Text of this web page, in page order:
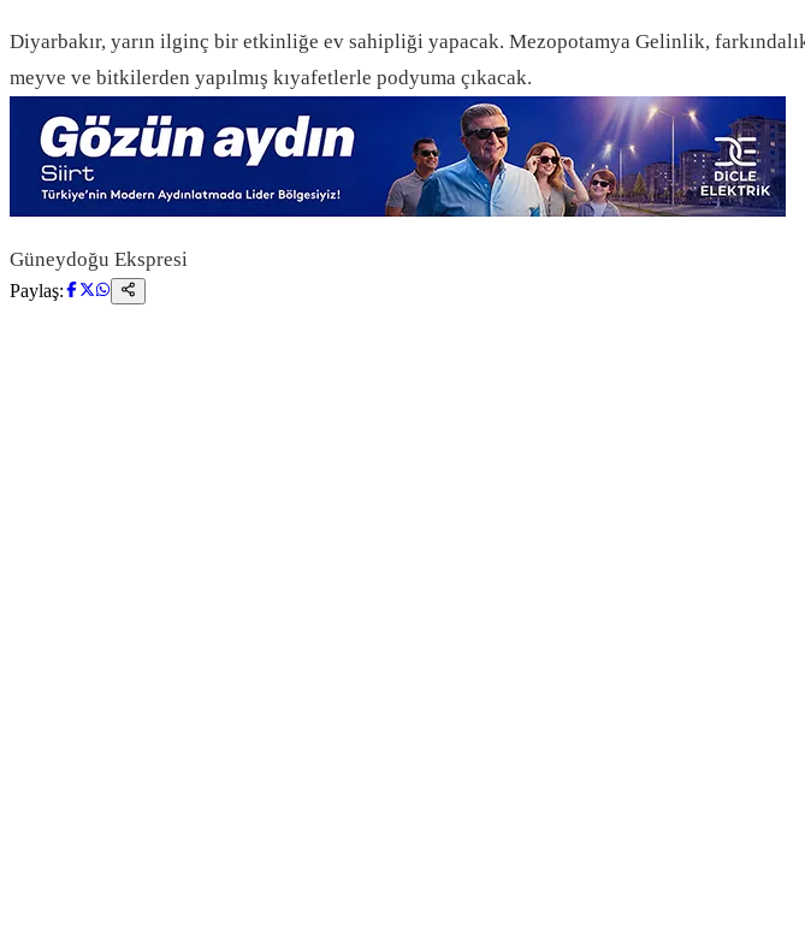
Diyarbakır, yarın ilginç bir etkinliğe ev sahipliği yapacak. Mezopotamya Gelinlik,
meyve ve bitkilerden yapılmış kıyafetlerle podyuma çıkacak.
Güneydoğu Ekspresi
Paylaş: